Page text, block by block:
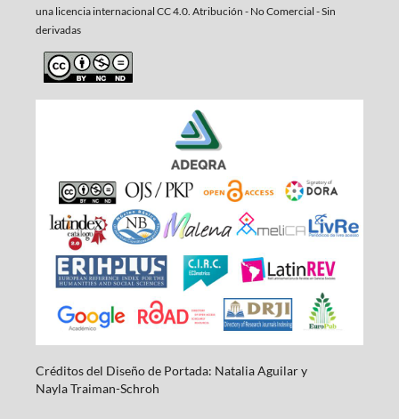
una licencia internacional CC 4.0. Atribución - No Comercial - Sin
derivadas
Créditos del Diseño de Portada: Natalia Aguilar y
NaylaTraiman-Schroh